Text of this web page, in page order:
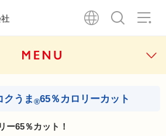
クうま 65％カロリーカット
ー65％カット！